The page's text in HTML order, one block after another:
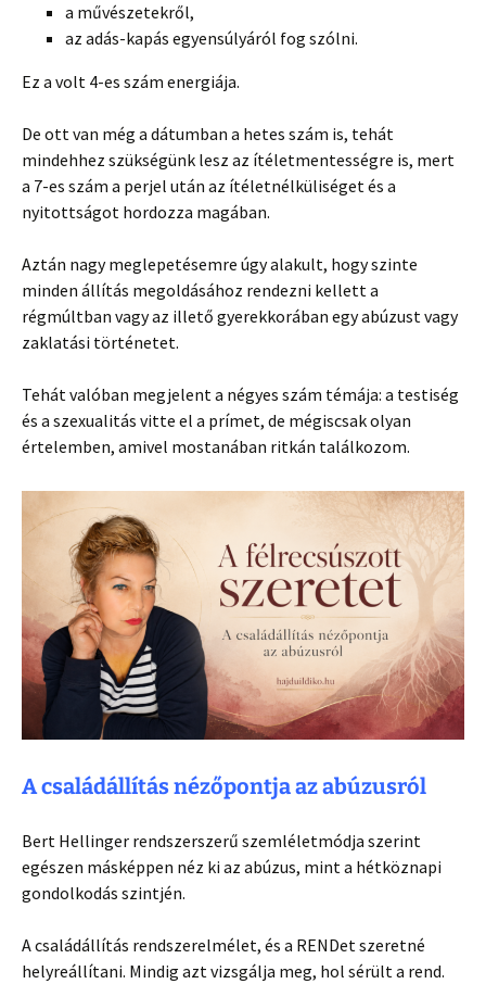
a művészetekről,
az adás-kapás egyensúlyáról fog szólni.
Ez a volt 4-es szám energiája.
De ott van még a dátumban a hetes szám is, tehát
mindehhez szükségünk lesz az ítéletmentességre is, mert
a 7-es szám a perjel után az ítéletnélküliséget és a
nyitottságot hordozza magában.
Aztán nagy meglepetésemre úgy alakult, hogy szinte
minden állítás megoldásához rendezni kellett a
régmúltban vagy az illető gyerekkorában egy abúzust vagy
zaklatási történetet.
Tehát valóban megjelent a négyes szám témája: a testiség
és a szexualitás vitte el a prímet, de mégiscsak olyan
értelemben, amivel mostanában ritkán találkozom.
A családállítás nézőpontja az abúzusról
Bert Hellinger rendszerszerű szemléletmódja szerint
egészen másképpen néz ki az abúzus, mint a hétköznapi
gondolkodás szintjén.
A családállítás rendszerelmélet, és a RENDet szeretné
helyreállítani. Mindig azt vizsgálja meg, hol sérült a rend.